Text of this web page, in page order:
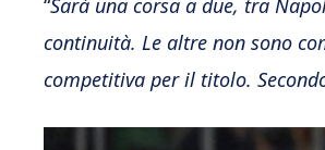
“Sarà una corsa a due, tra
continuità. Le altre non sono
competitiva per il titolo.